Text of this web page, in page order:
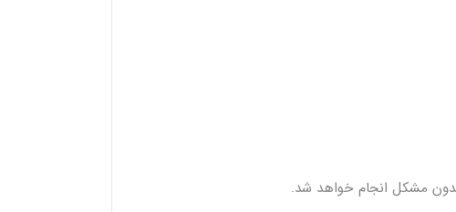
بدون مشکل انجام خواهد شد.